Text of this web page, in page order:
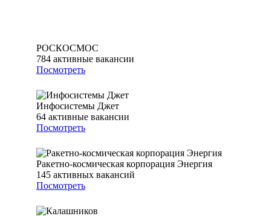
РОСКОСМОС
784 активные вакансии
Посмотреть
Инфосистемы Джет
64 активные вакансии
Посмотреть
Ракетно-космическая корпорация Энергия
145 активных вакансий
Посмотреть